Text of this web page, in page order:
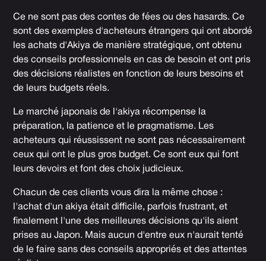
Ce ne sont pas des contes de fées ou des hasards. Ce
sont des exemples d'acheteurs étrangers qui ont abordé
les achats d'Akiya de manière stratégique, ont obtenu
des conseils professionnels en cas de besoin et ont pris
des décisions réalistes en fonction de leurs besoins et
de leurs budgets réels.
Le marché japonais de l'akiya récompense la
préparation, la patience et le pragmatisme. Les
acheteurs qui réussissent ne sont pas nécessairement
ceux qui ont le plus gros budget. Ce sont eux qui font
leurs devoirs et font des choix judicieux.
Chacun de ces clients vous dira la même chose :
l'achat d'un akiya était difficile, parfois frustrant, et
finalement l'une des meilleures décisions qu'ils aient
prises au Japon. Mais aucun d'entre eux n'aurait tenté
de le faire sans des conseils appropriés et des attentes